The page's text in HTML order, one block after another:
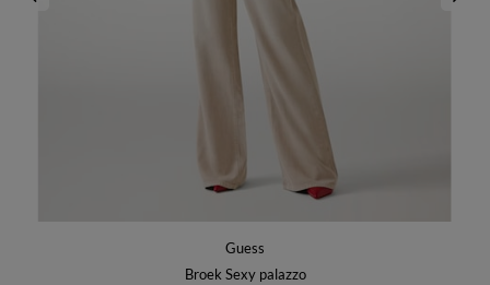
Guess
Broek Sexy palazzo